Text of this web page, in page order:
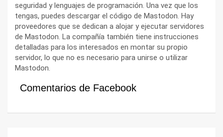
seguridad y lenguajes de programación. Una vez que los
tengas, puedes descargar el código de Mastodon. Hay
proveedores que se dedican a alojar y ejecutar servidores
de Mastodon. La compañía también tiene instrucciones
detalladas para los interesados en montar su propio
servidor, lo que no es necesario para unirse o utilizar
Mastodon.
Comentarios de Facebook